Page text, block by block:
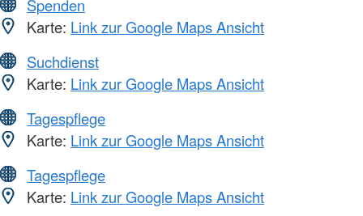
Spenden
Karte: Link zur Google Maps Ansicht
Suchdienst
Karte: Link zur Google Maps Ansicht
Tagespflege
Karte: Link zur Google Maps Ansicht
Tagespflege
Karte: Link zur Google Maps Ansicht